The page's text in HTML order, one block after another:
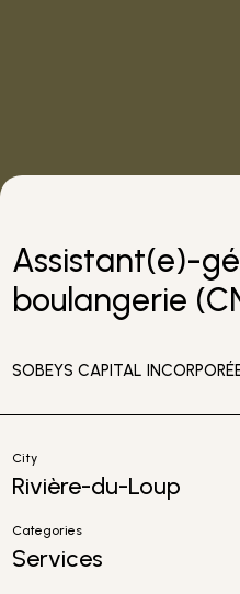
Assistant(e)-
boulangerie
SOBEYS CAPITAL
City
Rivière-du-Loup
Categories
Services